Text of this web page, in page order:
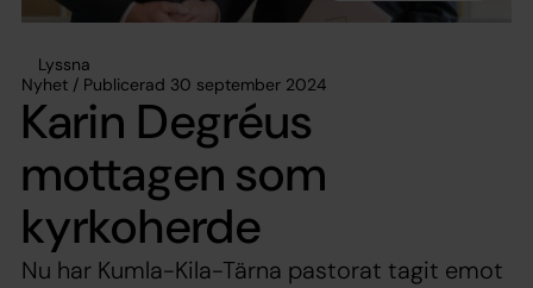
Lyssna
Nyhet / Publicerad 30 september 2024
Karin Degréus
mottagen som
kyrkoherde
Nu har Kumla-Kila-Tärna pastorat tagit emot